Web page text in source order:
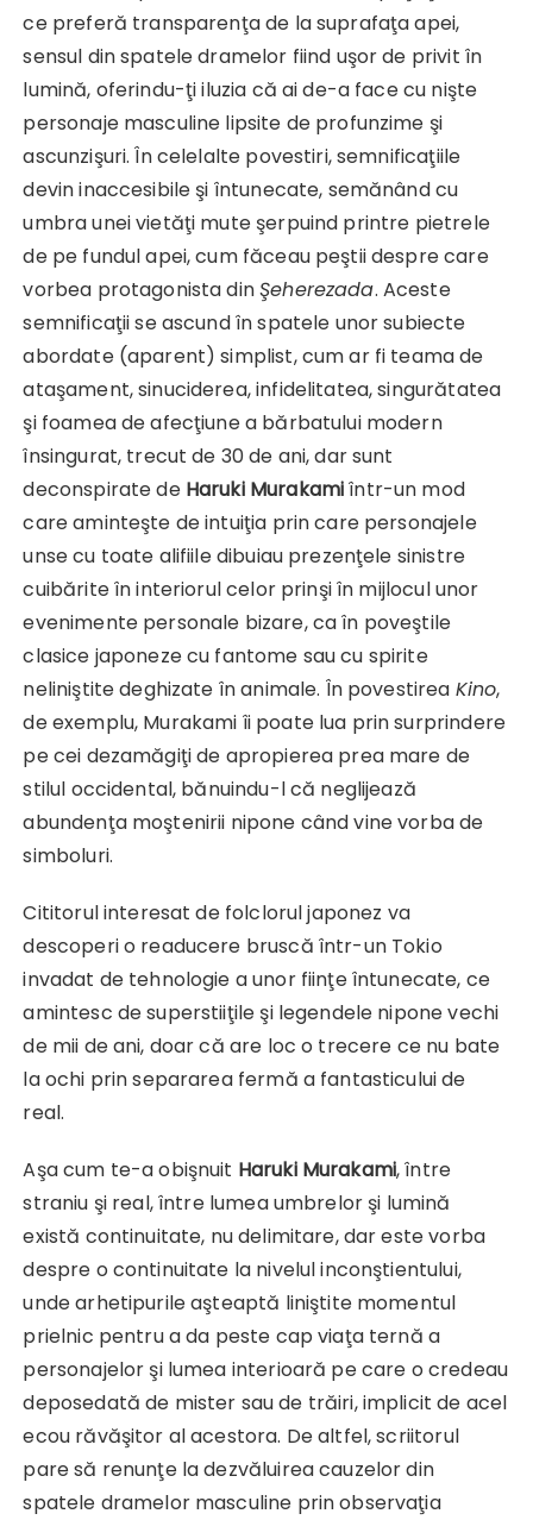
ce preferă transparenţa de la suprafaţa apei,
sensul din spatele dramelor fiind uşor de privit în
lumină, oferindu-ţi iluzia că ai de-a face cu nişte
personaje masculine lipsite de profunzime şi
ascunzişuri. În celelalte povestiri, semnificaţiile
devin inaccesibile şi întunecate, semănând cu
umbra unei vietăţi mute şerpuind printre pietrele
de pe fundul apei, cum făceau peştii despre care
vorbea protagonista dinŞeherezada. Aceste
semnificaţii se ascund în spatele unor subiecte
abordate (aparent) simplist, cum ar fi teama de
ataşament, sinuciderea, infidelitatea, singurătatea
şi foamea de afecţiune a bărbatului modern
însingurat, trecut de 30 de ani, dar sunt
deconspirate de Haruki Murakamiîntr-un mod
care aminteşte de intuiţia prin care personajele
unse cu toate alifiile dibuiau prezenţele sinistre
cuibărite în interiorul celor prinşi în mijlocul unor
evenimente personale bizare, ca în poveştile
clasice japoneze cu fantome sau cu spirite
neliniştite deghizate în animale. În povestirea Kino,
de exemplu, Murakami îi poate lua prin surprindere
pe cei dezamăgiţi de apropierea prea mare de
stilul occidental, bănuindu-l că neglijează
abundenţa moştenirii nipone când vine vorba de
simboluri.
Cititorul interesat de folclorul japonez va
descoperi o readucere bruscă într-un Tokio
invadat de tehnologie a unor fiinţe întunecate, ce
amintesc de superstiiţile şi legendele nipone vechi
de mii de ani, doar că are loc o trecere ce nu bate
la ochi prin separarea fermă a fantasticului de
real.
Aşa cum te-a obişnuit Haruki Murakami, între
straniu şi real, între lumea umbrelor şi lumină
există continuitate, nu delimitare, dar este vorba
despre o continuitate la nivelul inconştientului,
unde arhetipurile aşteaptă liniştite momentul
prielnic pentru a da peste cap viaţa ternă a
personajelor şi lumea interioară pe care o credeau
deposedată de mister sau de trăiri, implicit de acel
ecou răvăşitor al acestora. De altfel, scriitorul
pare să renunţe la dezvăluirea cauzelor din
spatele dramelor masculine prin observaţia